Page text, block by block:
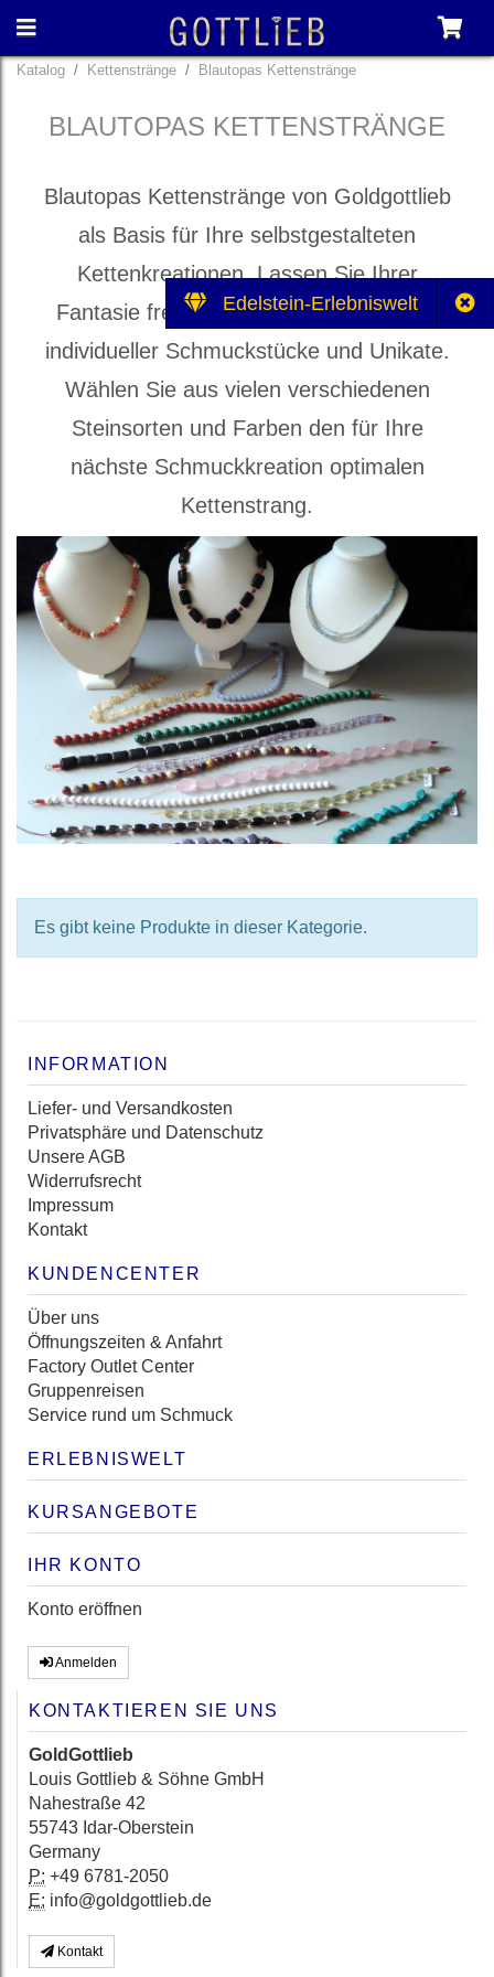
Edelstein-Erlebniswelt
Katalog Kettenstränge Blautopas Kettenstränge
BLAUTOPAS KETTENSTRÄNGE
Blautopas Kettenstränge von Goldgottlieb
als Basis für Ihre selbstgestalteten
Kettenkreationen. Lassen Sie Ihrer
Fantasie freien Lauf bei der Gestaltung
individueller Schmuckstücke und Unikate.
Wählen Sie aus vielen verschiedenen
Steinsorten und Farben den für Ihre
nächste Schmuckkreation optimalen
Kettenstrang.
Es gibt keine Produkte in dieser Kategorie.
INFORMATION
Liefer- und Versandkosten
Privatsphäre und Datenschutz
Unsere AGB
Widerrufsrecht
Impressum
Kontakt
KUNDENCENTER
Über uns
Öffnungszeiten & Anfahrt
Factory Outlet Center
Gruppenreisen
Service rund um Schmuck
ERLEBNISWELT
KURSANGEBOTE
IHR KONTO
Konto eröffnen
Anmelden
KONTAKTIEREN SIE UNS
GoldGottlieb
Louis Gottlieb & Söhne GmbH
Nahestraße 42
55743 Idar-Oberstein
Germany
P: +49 6781-2050
E: info@goldgottlieb.de
Kontakt